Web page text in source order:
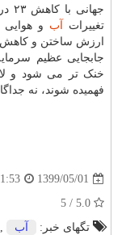
تغییرات آب و
ارزش ساختن و کاهش
جابجایی عظیم
خنک تر می شود و
فهمیده شوند، نه
1399/05/01
تگهای خبر:
آب ,